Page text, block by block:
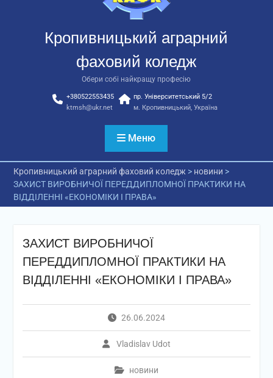
Кропивницький аграрний
фаховий коледж
Обери собі найкращу професію
+380522553435
ktmsh@ukr.net
пр. Університетський 5/2
м. Кропивницький, Україна
Меню
Кропивницький аграрний фаховий коледж > новини >
ЗАХИСТ ВИРОБНИЧОЇ ПЕРЕДДИПЛОМНОЇ ПРАКТИКИ НА
ВІДДІЛЕННІ «ЕКОНОМІКИ І ПРАВА»
ЗАХИСТ ВИРОБНИЧОЇ
ПЕРЕДДИПЛОМНОЇ ПРАКТИКИ НА
ВІДДІЛЕННІ «ЕКОНОМІКИ І ПРАВА»
26.06.2024
Vladislav Udot
новини